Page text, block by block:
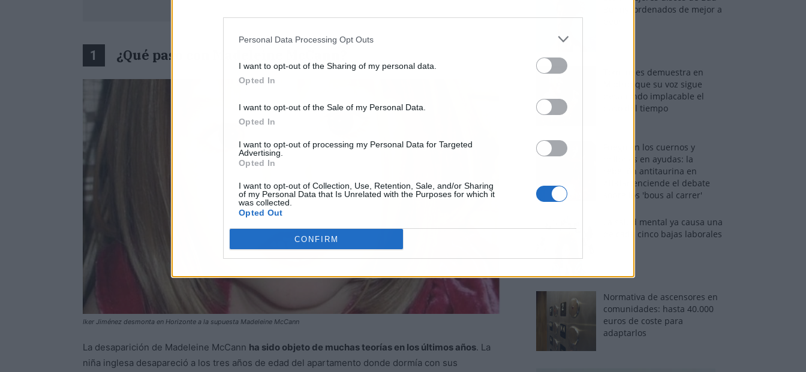
Personal Data Processing Opt Outs
I want to opt-out of the Sharing of my personal data.
Opted In
I want to opt-out of the Sale of my Personal Data.
Opted In
I want to opt-out of processing my Personal Data for Targeted
Advertising.
Opted In
I want to opt-out of Collection, Use, Retention, Sale, and/or Sharing
of my Personal Data that Is Unrelated with the Purposes for which it
was collected.
Opted Out
CONFIRM
1 ¿Qué paso con Madeleine McCann?
Iker Jiménez desmonta en Horizonte a la supuesta Madeleine McCann
La desaparición de Madeleine McCann ha sido objeto de muchas teorías en los últimos años. La
niña inglesa desapareció a los tres años de edad del apartamento donde dormía con sus
Bunny, ordenados de mejor a
Tom Jones demuestra en
Madrid que su voz sigue
desafiando implacable el
paso del tiempo
Fuego en los cuernos y
millones en ayudas: la
rebelión antitaurina en
Alfafar enciende el debate
sobre los 'bous al carrer'
La salud mental ya causa una
de cada cinco bajas laborales
Normativa de ascensores en
comunidades: hasta 40.000
euros de coste para
adaptarlos